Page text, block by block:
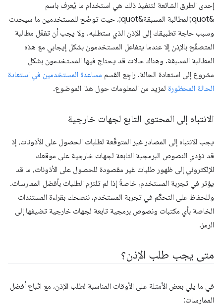
إحدى الطرق الشائعة لتنفيذ ذلك هي استخدام ما يُعرف باسم
&quot;المطالبة المسبقة&quot;، حيث توضّح للمستخدمين ما سيحدث
وسبب حاجة تطبيقك إلى الإذن الذي ستطلبه. ولا يجب أن تفعّل مطالبة
المتصفّح بالإذن إلا عندما يتفاعل المستخدمون بشكل إيجابي مع هذه
المطالبة المسبقة. وهناك حالات قد يحتاج فيها المستخدمون بشكل
مشروع إلى استعادة الحالة. راجِع القسم مساعدة المستخدمين في استعادة
الحالة المحظورة لمزيد من المعلومات حول هذا الموضوع.
الانتباه إلى المحتوى التابع لجهات خارجية
يجب الانتباه إلى المصادر غير المتوقّعة لطلبات الحصول على الأذونات، إذ
قد تؤدي النصوص البرمجية التابعة لجهات خارجية على موقعك
الإلكتروني إلى ظهور طلبات غير مقصودة للحصول على الأذونات، ما قد
يؤثر في تجربة المستخدم، خاصةً إذا لم تلتزم الطلبات بأفضل الممارسات.
وللحفاظ على التحكّم في تجربة المستخدم، ننصحك بقراءة المستندات
الخاصة بأي مكتبات ونصوص برمجية تابعة لجهات خارجية تضيفها إلى
الرمز.
متى يجب طلب الإذن؟
في ما يلي بعض الأمثلة على الأوقات المناسبة لطلب الإذن، مع اتّباع أفضل
الممارسات: